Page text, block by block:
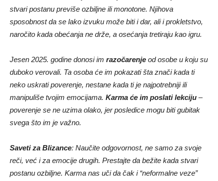
stvari postanu previše ozbiljne ili monotone. Njihova
sposobnost da se lako izvuku može biti i dar, ali i prokletstvo,
naročito kada obećanja ne drže, a osećanja tretiraju kao igru.
Jesen 2025. godine donosi im razočarenje od osobe u koju su
duboko verovali. Ta osoba će im pokazati šta znači kada ti
neko uskrati poverenje, nestane kada ti je najpotrebniji ili
manipuliše tvojim emocijama. Karma će im poslati lekciju –
poverenje se ne uzima olako, jer posledice mogu biti gubitak
svega što im je važno.
Saveti za Blizance: Naučite odgovornost, ne samo za svoje
reči, već i za emocije drugih. Prestajte da bežite kada stvari
postanu ozbiljne. Karma nas uči da čak i “neformalne veze”